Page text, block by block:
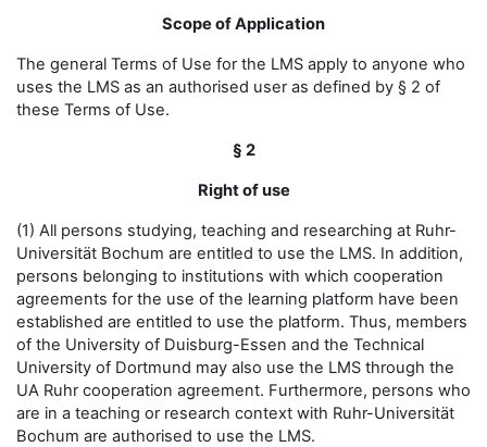
Scope of Application
The general Terms of Use for the LMS apply to anyone who
uses the LMS as an authorised user as defined by § 2 of
these Terms of Use.
§ 2
Right of use
(1) All persons studying, teaching and researching at Ruhr-
Universität Bochum are entitled to use the LMS. In addition,
persons belonging to institutions with which cooperation
agreements for the use of the learning platform have been
established are entitled to use the platform. Thus, members
of the University of Duisburg-Essen and the Technical
University of Dortmund may also use the LMS through the
UA Ruhr cooperation agreement. Furthermore, persons who
are in a teaching or research context with Ruhr-Universität
Bochum are authorised to use the LMS.